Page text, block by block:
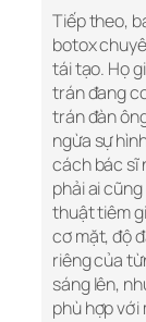
Tiếp theo,
botox
tái tạo. Họ
trán đang
trán đàn
ngừa sự
cách bác sĩ
phải ai
thuật tiêm
cơ mặt, độ
riêng của
sáng lên,
phù hợp với